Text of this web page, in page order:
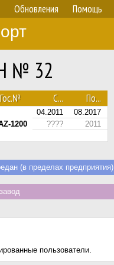
Обновления Помощь
№ 32
Гос.№ С... По...
1200
04.2011
08.2017
???? 2011
(в пределах предприятия)
пользователи.